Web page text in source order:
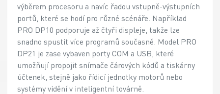
výběrem procesoru a navíc řadou vstupně-výstupních
portů, které se hodí pro různé scénáře. Například
PRO DP10 podporuje až čtyři displeje, takže lze
snadno spustit více programů současně. Model PRO
DP21 je zase vybaven porty COM a USB, které
umožňují propojit snímače čárových kódů a tiskárny
účtenek, stejně jako řídicí jednotky motorů nebo
systémy vidění v inteligentní továrně.